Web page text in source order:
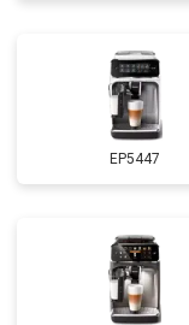
EP5447